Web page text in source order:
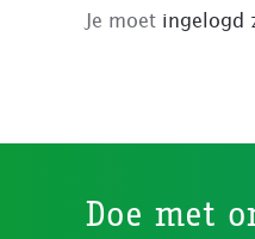
Je moet ingelogd
Doe met